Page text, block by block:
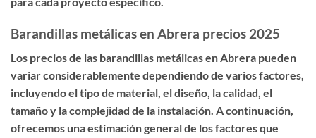
Barandillas metálicas en Abrera precios 2025
Los precios de las barandillas metálicas en Abrera pueden
variar considerablemente dependiendo de varios factores,
incluyendo el tipo de material, el diseño, la calidad, el
tamaño y la complejidad de la instalación. A continuación,
ofrecemos una estimación general de los factores que